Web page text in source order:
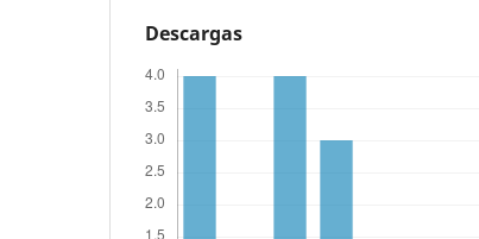
Descargas